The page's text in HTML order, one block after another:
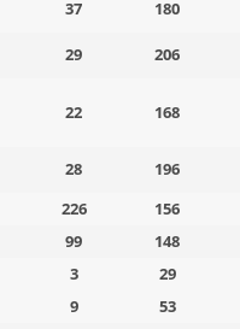
37
180
29 206
22 168
28
196
226
156
99
148
3
29
9
53